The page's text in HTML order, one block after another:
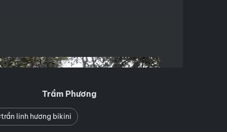
Trầm Phương
linh hương bikini